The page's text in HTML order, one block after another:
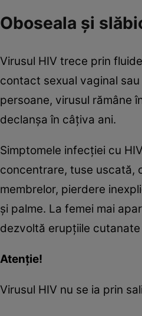
Oboseala şi
Virusul HIV trece prin
contact sexual vaginal
persoane, virusul rămâne
declanşa în câţiva ani.
Simptomele infecţiei cu
concentrare, tuse uscată,
membrelor, pierdere
şi palme. La femei mai
dezvoltă erupţiile
Atenţie!
Virusul HIV nu se ia prin